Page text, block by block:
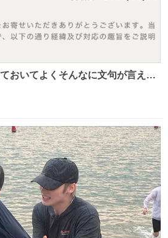
おいてよくそんなに文句が言える